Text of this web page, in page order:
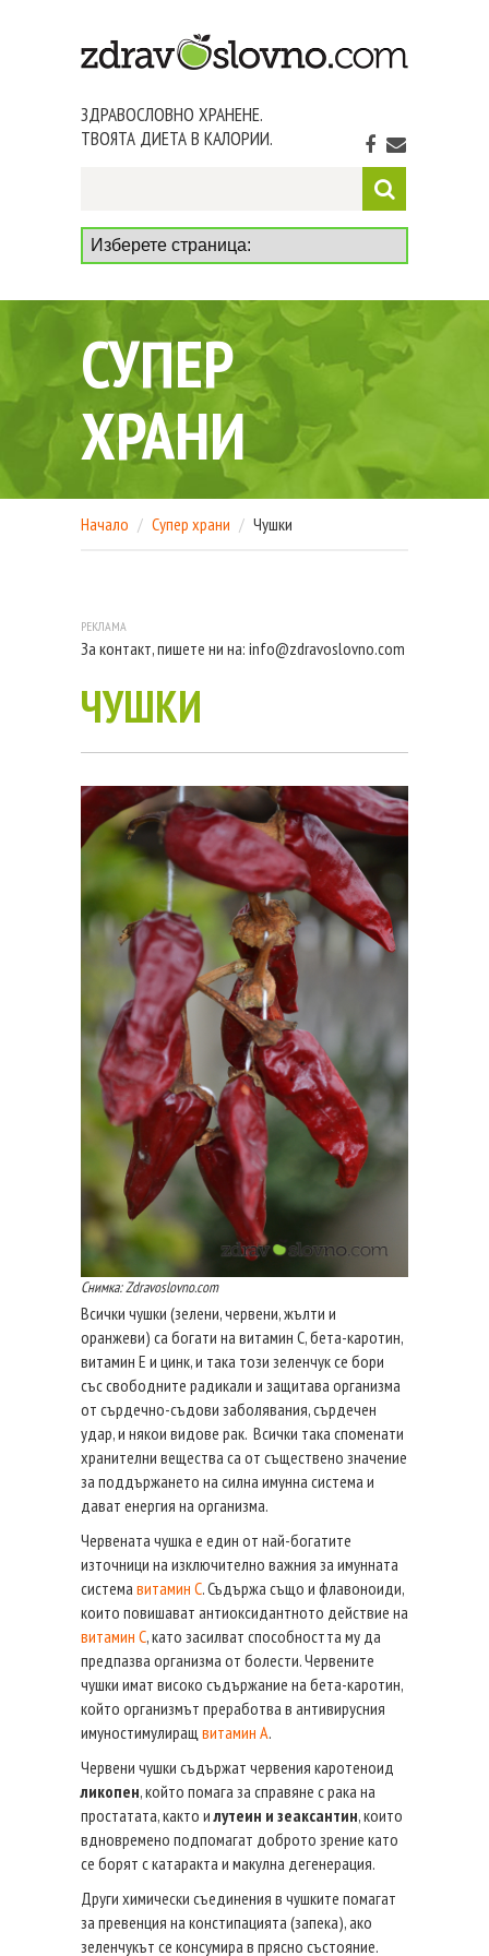
ЗДРАВОСЛОВНО ХРАНЕНЕ.
ТВОЯТА ДИЕТА В КАЛОРИИ.
СУПЕР
ХРАНИ
Начало Супер храни Чушки
За контакт, пишете ни на: info@zdravoslovno.com
ЧУШКИ
Снимка: Zdravoslovno.com
Всички чушки (зелени, червени, жълти и
оранжеви) са богати на витамин С, бета-каротин,
витамин Е и цинк, и така този зеленчук се бори
със свободните радикали и защитава организма
от сърдечно-съдови заболявания, сърдечен
удар, и някои видове рак. Всички така споменати
хранителни вещества са от съществено значение
за поддържането на силна имунна система и
дават енергия на организма.
Червената чушка е един от най-богатите
източници на изключително важния за имунната
система витамин С. Съдържа също и флавоноиди,
които повишават антиоксидантното действие на
витамин С, като засилват способността му да
предпазва организма от болести. Червените
чушки имат високо съдържание на бета-каротин,
който организмът преработва в антивирусния
имуностимулиращ витамин А.
Червени чушки съдържат червения каротеноид
ликопен, който помага за справяне с рака на
простатата, както илутеин и зеаксантин, които
вдновремено подпомагат доброто зрение като
се борят с катаракта и макулна дегенерация.
Други химически съединения в чушките помагат
за превенция на констипацията (запека), ако
зеленчукът се консумира в прясно състояние.